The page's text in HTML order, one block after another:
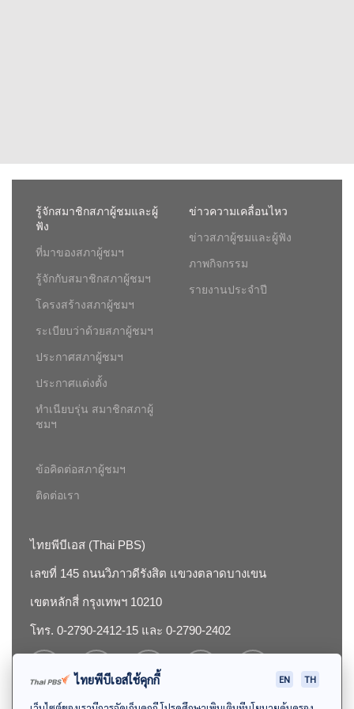
รู้จักสมาชิกสภาผู้ชมและผู้
ฟัง
ที่มาของสภาผู้ชมฯ
รู้จักกับสมาชิกสภาผู้ชมฯ
โครงสร้างสภาผู้ชมฯ
ระเบียบว่าด้วยสภาผู้ชมฯ
ประกาศสภาผู้ชมฯ
ประกาศแต่งตั้ง
ทำเนียบรุ่น สมาชิกสภาผู้
ชมฯ
ข่าวความเคลื่อนไหว
ข่าวสภาผู้ชมและผู้ฟัง
ภาพกิจกรรม
รายงานประจำปี
ข้อคิดต่อสภาผู้ชมฯ
ติดต่อเรา
ไทยพีบีเอส (Thai PBS)
เลขที่ 145 ถนนวิภาวดีรังสิต แขวงตลาดบางเขน
เขตหลักสี่ กรุงเทพฯ 10210
โทร. 0-2790-2412-15 และ 0-2790-2402
ไทยพีบีเอสใช้คุกกี้ EN TH